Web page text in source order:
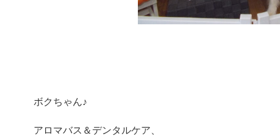
ボクちゃん♪
アロマバス＆デンタルケア、